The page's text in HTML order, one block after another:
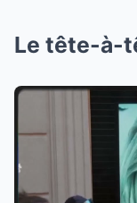
Le tête-à-